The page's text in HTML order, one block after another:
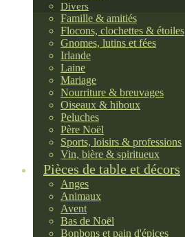
Divers
Famille & amitiés
Flocons, clochettes & étoiles
Gnomes, lutins et fées
Irlande
Laine
Mariage
Nourriture & breuvages
Oiseaux & hiboux
Peluches
Père Noël
Sports, loisirs & professions
Vin, bière & spiritueux
Pièces de table et décors
Anges
Animaux
Avent
Bas de Noël
Bonbons et pain d'épices